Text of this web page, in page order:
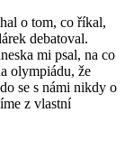
o tom, co říkal,
debatoval.
mi psal, na co
olympiádu, že
se s námi nikdy o
z vlastní